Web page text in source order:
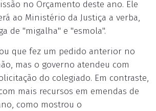
no Orçamento deste ano. Ele
ao Ministério da Justiça a verba,
de "migalha" e "esmola".
que fez um pedido anterior no
mas o governo atendeu com
do colegiado. Em contraste,
mais recursos em emendas de
como mostrou o